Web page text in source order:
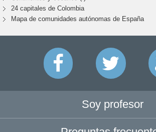
24 capitales de Colombia
Mapa de comunidades autónomas de España
Soy profesor